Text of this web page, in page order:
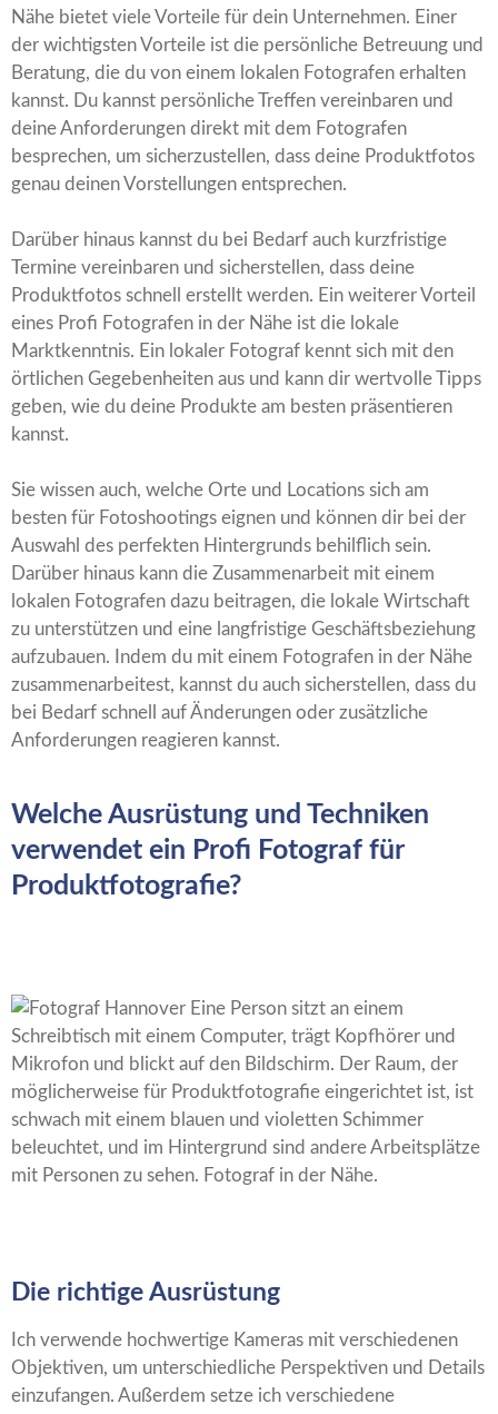
Nähe bietet viele Vorteile für dein Unternehmen. Einer
der wichtigsten Vorteile ist die persönliche Betreuung und
Beratung, die du von einem lokalen Fotografen erhalten
kannst. Du kannst persönliche Treffen vereinbaren und
deine Anforderungen direkt mit dem Fotografen
besprechen, um sicherzustellen, dass deine Produktfotos
genau deinen Vorstellungen entsprechen.
Darüber hinaus kannst du bei Bedarf auch kurzfristige
Termine vereinbaren und sicherstellen, dass deine
Produktfotos schnell erstellt werden. Ein weiterer Vorteil
eines Profi Fotografen in der Nähe ist die lokale
Marktkenntnis. Ein lokaler Fotograf kennt sich mit den
örtlichen Gegebenheiten aus und kann dir wertvolle Tipps
geben, wie du deine Produkte am besten präsentieren
kannst.
Sie wissen auch, welche Orte und Locations sich am
besten für Fotoshootings eignen und können dir bei der
Auswahl des perfekten Hintergrunds behilflich sein.
Darüber hinaus kann die Zusammenarbeit mit einem
lokalen Fotografen dazu beitragen, die lokale Wirtschaft
zu unterstützen und eine langfristige Geschäftsbeziehung
aufzubauen. Indem du mit einem Fotografen in der Nähe
zusammenarbeitest, kannst du auch sicherstellen, dass du
bei Bedarf schnell auf Änderungen oder zusätzliche
Anforderungen reagieren kannst.
Welche Ausrüstung und Techniken
verwendet ein Profi Fotograf für
Produktfotografie?
Die richtige Ausrüstung
Ich verwende hochwertige Kameras mit verschiedenen
Objektiven, um unterschiedliche Perspektiven und Details
einzufangen. Außerdem setze ich verschiedene